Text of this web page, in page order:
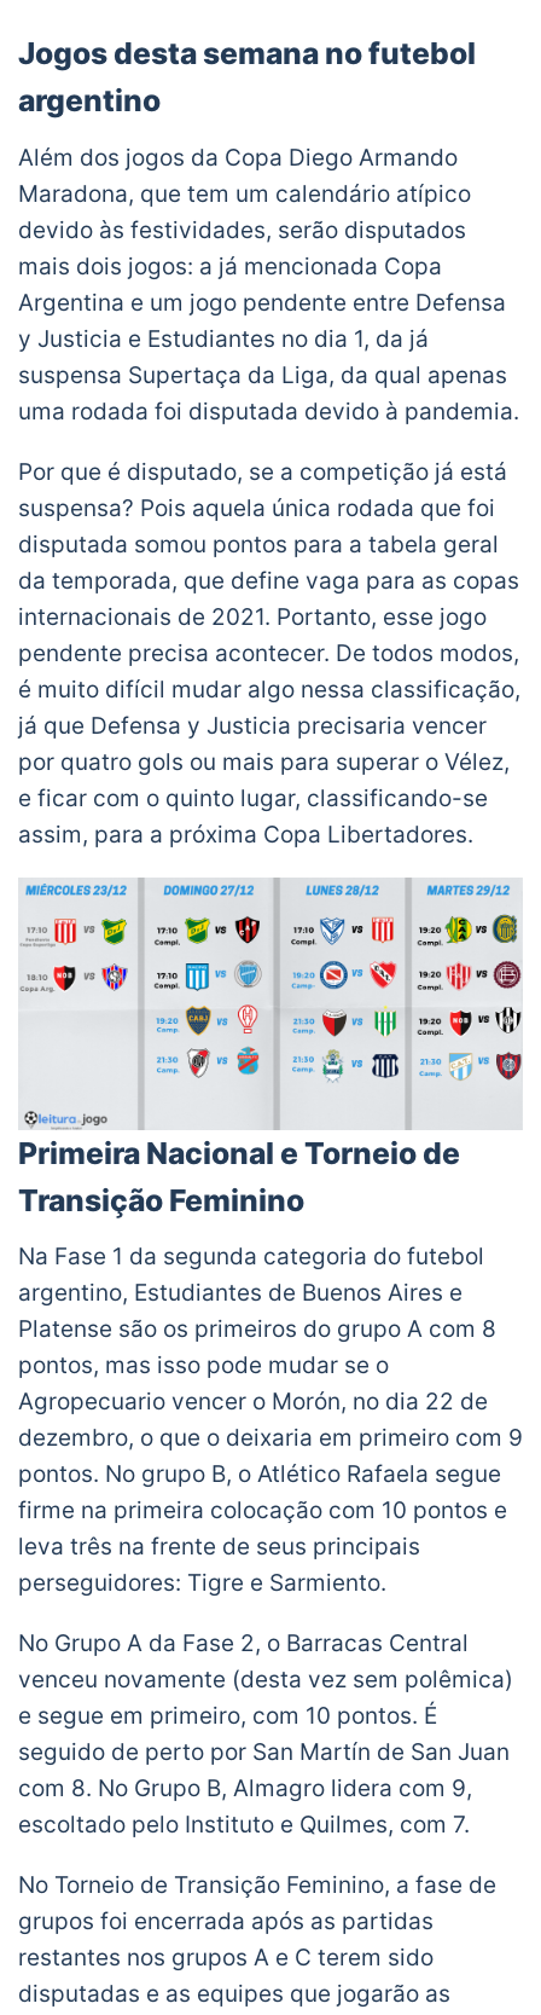
Jogos desta semana no futebol
argentino
Além dos jogos da Copa Diego Armando
Maradona, que tem um calendário atípico
devido às festividades, serão disputados
mais dois jogos: a já mencionada Copa
Argentina e um jogo pendente entre Defensa
y Justicia e Estudiantes no dia 1, da já
suspensa Supertaça da Liga, da qual apenas
uma rodada foi disputada devido à pandemia.
Por que é disputado, se a competição já está
suspensa? Pois aquela única rodada que foi
disputada somou pontos para a tabela geral
da temporada, que define vaga para as copas
internacionais de 2021. Portanto, esse jogo
pendente precisa acontecer. De todos modos,
é muito difícil mudar algo nessa classificação,
já que Defensa y Justicia precisaria vencer
por quatro gols ou mais para superar o Vélez,
e ficar com o quinto lugar, classificando-se
assim, para a próxima Copa Libertadores.
Primeira Nacional e Torneio de
Transição Feminino
Na Fase 1 da segunda categoria do futebol
argentino, Estudiantes de Buenos Aires e
Platense são os primeiros do grupo A com 8
pontos, mas isso pode mudar se o
Agropecuario vencer o Morón, no dia 22 de
dezembro, o que o deixaria em primeiro com 9
pontos. No grupo B, o Atlético Rafaela segue
firme na primeira colocação com 10 pontos e
leva três na frente de seus principais
perseguidores: Tigre e Sarmiento.
No Grupo A da Fase 2, o Barracas Central
venceu novamente (desta vez sem polêmica)
e segue em primeiro, com 10 pontos. É
seguido de perto por San Martín de San Juan
com 8. No Grupo B, Almagro lidera com 9,
escoltado pelo Instituto e Quilmes, com 7.
No Torneio de Transição Feminino, a fase de
grupos foi encerrada após as partidas
restantes nos grupos A e C terem sido
disputadas e as equipes que jogarão as